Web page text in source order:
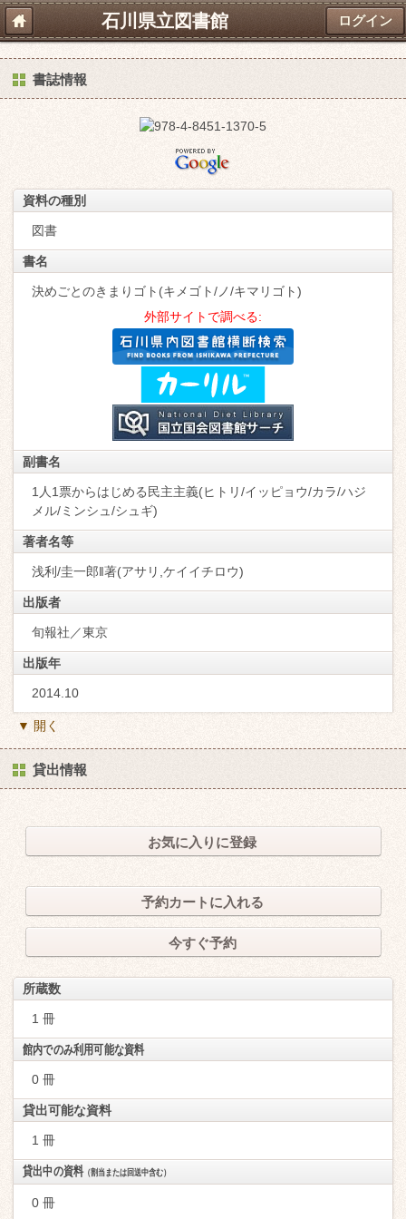
石川県立図書館 ログイン
書誌情報
資料の種別
図書
書名
決めごとのきまりゴト(キメゴト/ノ/キマリゴト)
外部サイトで調べる:
副書名
1人1票からはじめる民主主義(ヒトリ/イッピョウ/カラ/ハジ
メル/ミンシュ/シュギ)
著者名等
浅利/圭一郎‖著(アサリ,ケイイチロウ)
出版者
旬報社／東京
出版年
2014.10
▼ 開く
貸出情報
お気に入りに登録
予約カートに入れる
今すぐ予約
所蔵数
1 冊
館内でのみ利用可能な資料
0 冊
貸出可能な資料
1 冊
貸出中の資料（割当または回送中含む）
0 冊